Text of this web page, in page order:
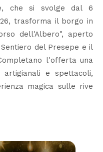
che si svolge dal 6
trasforma il borgo in
dell'Albero", aperto
del Presepe e il
l'offerta una
e spettacoli,
magica sulle rive